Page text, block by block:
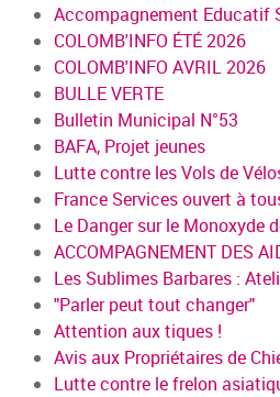
Accompagnement Educatif
COLOMB'INFO ÉTÉ 2026
COLOMB'INFO AVRIL 2026
BULLE VERTE
Bulletin Municipal N°53
BAFA, Projet jeunes
Lutte contre les Vols de
France Services ouvert à
Le Danger sur le Monoxyde
ACCOMPAGNEMENT DES
Les Sublimes Barbares :
"Parler peut tout changer"
Attention aux tiques !
Avis aux Propriétaires de
Lutte contre le frelon